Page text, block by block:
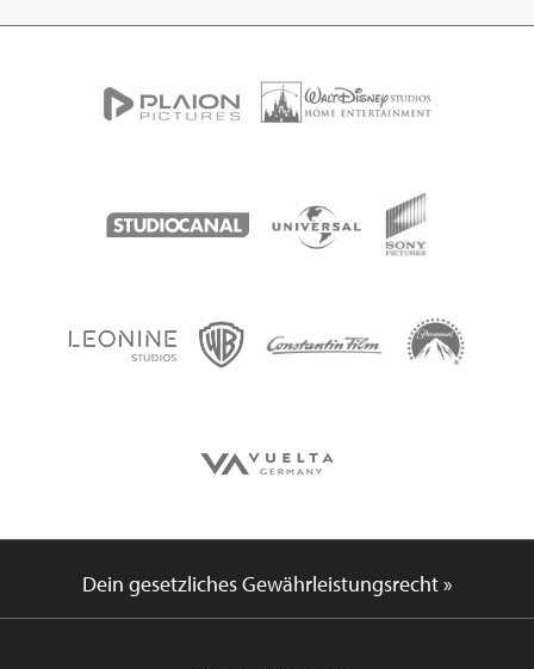
Dein gesetzliches Gewährleistungsrecht »